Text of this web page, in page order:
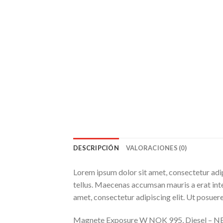
DESCRIPCIÓN VALORACIONES (0)
Lorem ipsum dolor sit amet, consectetur
tellus. Maecenas accumsan mauris a erat
amet, consectetur adipiscing elit. Ut
Magnete Exposure W NOK 995, Diesel –